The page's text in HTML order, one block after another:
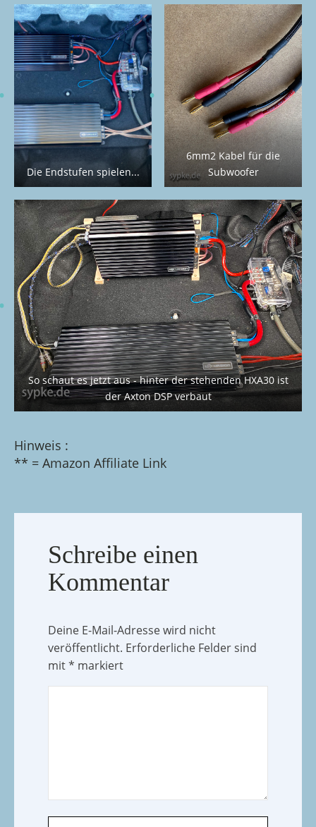
Die Endstufen spielen...
6mm2 Kabel für die
Subwoofer
So schaut es jetzt aus - hinter der stehenden HXA30 ist
der Axton DSP verbaut
Hinweis :
** = Amazon Affiliate Link
Schreibe einen
Kommentar
Deine E-Mail-Adresse wird nicht
veröffentlicht. Erforderliche Felder sind
mit* markiert